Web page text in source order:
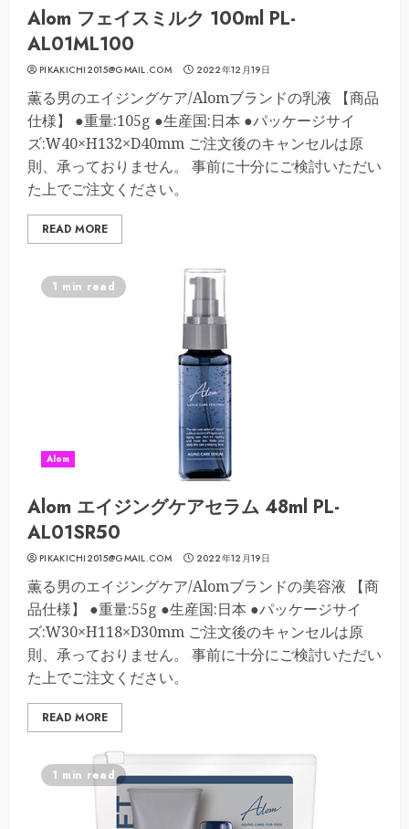
Alom フェイスミルク 100ml PL-
AL01ML100
PIKAKICHI2015@GMAIL.COM 2022年12月19日
薫る男のエイジングケア/Alomブランドの乳液 【商品
仕様】 ●重量:105g ●生産国:日本 ●パッケージサイ
ズ:W40×H132×D40mm ご注文後のキャンセルは原
則、承っておりません。 事前に十分にご検討いただい
た上でご注文ください。
READ MORE
1 min read
Alom
Alom エイジングケアセラム 48ml PL-
AL01SR50
PIKAKICHI2015@GMAIL.COM 2022年12月19日
薫る男のエイジングケア/Alomブランドの美容液 【商
品仕様】 ●重量:55g ●生産国:日本 ●パッケージサイ
ズ:W30×H118×D30mm ご注文後のキャンセルは原
則、承っておりません。 事前に十分にご検討いただい
た上でご注文ください。
READ MORE
1 min read